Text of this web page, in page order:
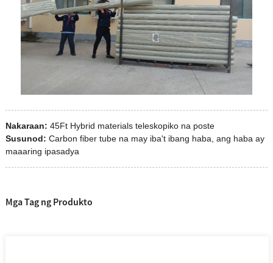
Nakaraan: 45Ft Hybrid materials teleskopiko na poste
Susunod: Carbon fiber tube na may iba't ibang haba, ang haba ay
maaaring ipasadya
Mga Tag ng Produkto